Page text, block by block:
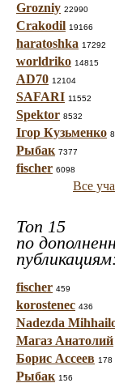
Grozniy 22990
Crakodil 19166
haratoshka 17292
worldriko 14815
AD70 12104
SAFARI 11552
Spektor 8532
Ігор Кузьменко
Рыбак 7377
fischer 6098
Все
Топ 15
по
fischer 459
korostenec 436
Nadezda
Магаз Анатолий
Борис Ассеев 178
Рыбак 156